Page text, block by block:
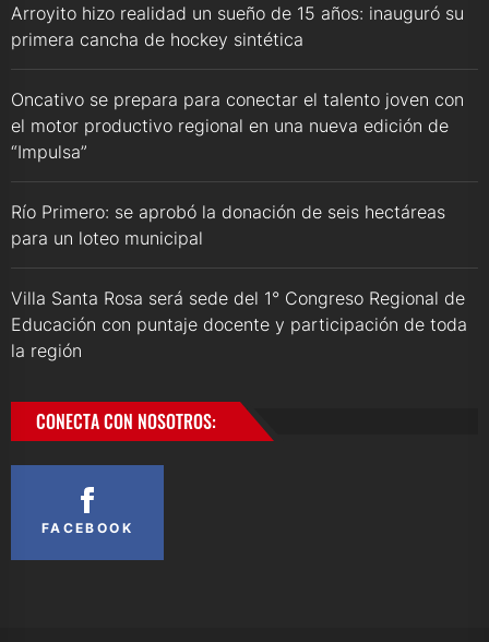
Arroyito hizo realidad un sueño de 15 años: inauguró su
primera cancha de hockey sintética
Oncativo se prepara para conectar el talento joven con
el motor productivo regional en una nueva edición de
“Impulsa”
Río Primero: se aprobó la donación de seis hectáreas
para un loteo municipal
Villa Santa Rosa será sede del 1° Congreso Regional de
Educación con puntaje docente y participación de toda
la región
CONECTA CON NOSOTROS:
FACEBOOK